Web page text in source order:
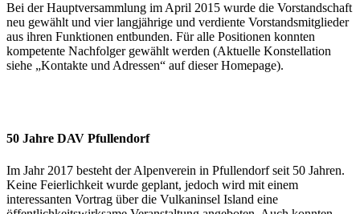
Bei der Hauptversammlung im April 2015 wurde die Vorstandschaft
neu gewählt und vier langjährige und verdiente Vorstandsmitglieder
aus ihren Funktionen entbunden. Für alle Positionen konnten
kompetente Nachfolger gewählt werden (Aktuelle Konstellation
siehe „Kontakte und Adressen“ auf dieser Homepage).
50 Jahre DAV Pfullendorf
Im Jahr 2017 besteht der Alpenverein in Pfullendorf seit 50 Jahren.
Keine Feierlichkeit wurde geplant, jedoch wird mit einem
interessanten Vortrag über die Vulkaninsel Island eine